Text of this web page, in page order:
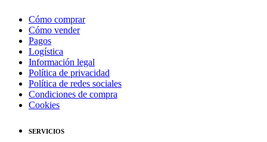
Cómo comprar
Cómo vender
Pagos
Logística
Información legal
Política de privacidad
Política de redes sociales
Condiciones de compra
Cookies
SERVICIOS